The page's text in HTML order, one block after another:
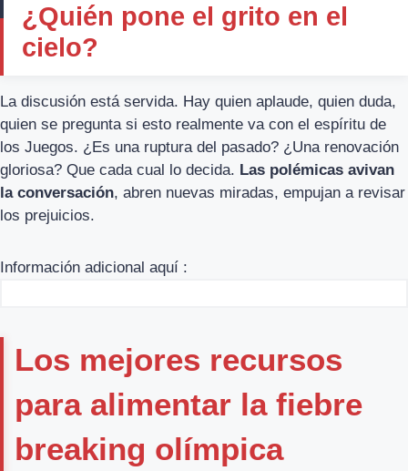
¿Quién pone el grito en el
cielo?
La discusión está servida. Hay quien aplaude, quien duda,
quien se pregunta si esto realmente va con el espíritu de
los Juegos. ¿Es una ruptura del pasado? ¿Una renovación
gloriosa? Que cada cual lo decida. Las polémicas avivan
la conversación, abren nuevas miradas, empujan a revisar
los prejuicios.
Información adicional aquí :
Los mejores recursos
para alimentar la fiebre
breaking olímpica